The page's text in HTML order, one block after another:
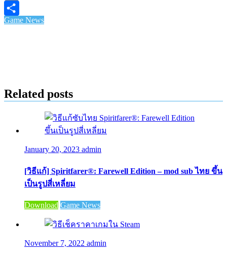
Copy
Link
Share
Game News
Related posts
January 20, 2023 admin
[วิธีแก้] Spiritfarer®: Farewell Edition – mod sub ไทย ขึ้น
เป็นรูปสี่เหลี่ยม
Download Game News
November 7, 2022 admin